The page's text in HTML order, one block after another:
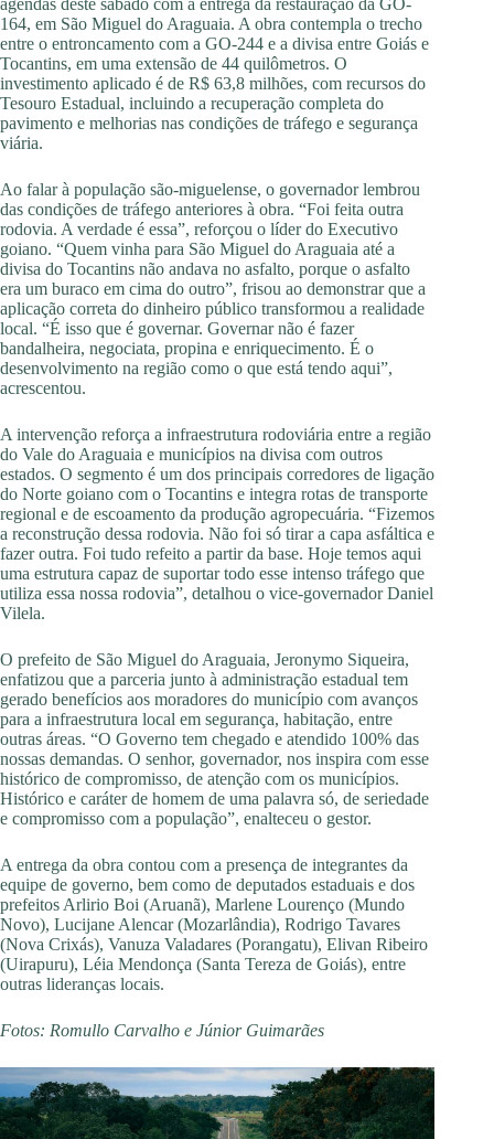
agendas deste sábado com a entrega da restauração da GO-
164, em São Miguel do Araguaia. A obra contempla o trecho
entre o entroncamento com a GO-244 e a divisa entre Goiás e
Tocantins, em uma extensão de 44 quilômetros. O
investimento aplicado é de R$ 63,8 milhões, com recursos do
Tesouro Estadual, incluindo a recuperação completa do
pavimento e melhorias nas condições de tráfego e segurança
viária.
Ao falar à população são-miguelense, o governador lembrou
das condições de tráfego anteriores à obra. “Foi feita outra
rodovia. A verdade é essa”, reforçou o líder do Executivo
goiano. “Quem vinha para São Miguel do Araguaia até a
divisa do Tocantins não andava no asfalto, porque o asfalto
era um buraco em cima do outro”, frisou ao demonstrar que a
aplicação correta do dinheiro público transformou a realidade
local. “É isso que é governar. Governar não é fazer
bandalheira, negociata, propina e enriquecimento. É o
desenvolvimento na região como o que está tendo aqui”,
acrescentou.
A intervenção reforça a infraestrutura rodoviária entre a região
do Vale do Araguaia e municípios na divisa com outros
estados. O segmento é um dos principais corredores de ligação
do Norte goiano com o Tocantins e integra rotas de transporte
regional e de escoamento da produção agropecuária. “Fizemos
a reconstrução dessa rodovia. Não foi só tirar a capa asfáltica e
fazer outra. Foi tudo refeito a partir da base. Hoje temos aqui
uma estrutura capaz de suportar todo esse intenso tráfego que
utiliza essa nossa rodovia”, detalhou o vice-governador Daniel
Vilela.
O prefeito de São Miguel do Araguaia, Jeronymo Siqueira,
enfatizou que a parceria junto à administração estadual tem
gerado benefícios aos moradores do município com avanços
para a infraestrutura local em segurança, habitação, entre
outras áreas. “O Governo tem chegado e atendido 100% das
nossas demandas. O senhor, governador, nos inspira com esse
histórico de compromisso, de atenção com os municípios.
Histórico e caráter de homem de uma palavra só, de seriedade
e compromisso com a população”, enalteceu o gestor.
A entrega da obra contou com a presença de integrantes da
equipe de governo, bem como de deputados estaduais e dos
prefeitos Arlirio Boi (Aruanã), Marlene Lourenço (Mundo
Novo), Lucijane Alencar (Mozarlândia), Rodrigo Tavares
(Nova Crixás), Vanuza Valadares (Porangatu), Elivan Ribeiro
(Uirapuru), Léia Mendonça (Santa Tereza de Goiás), entre
outras lideranças locais.
Fotos: Romullo Carvalho e Júnior Guimarães